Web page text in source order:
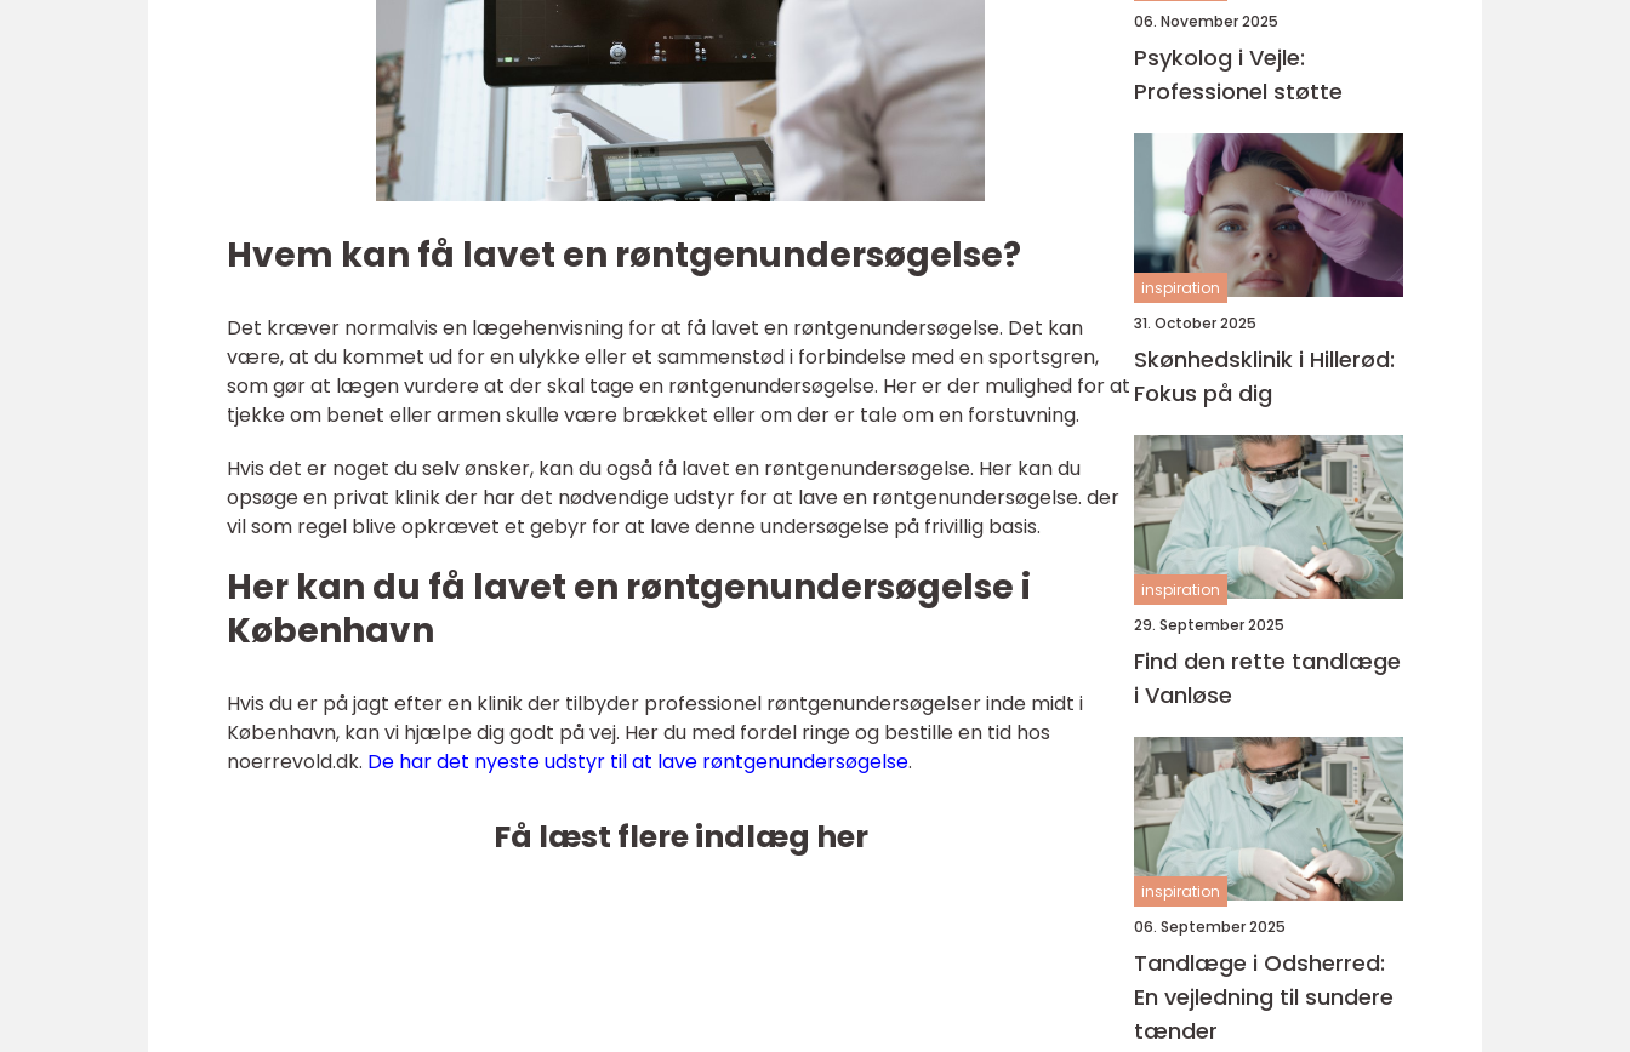
Hvem kan få lavet en røntgenundersøgelse?
Det kræver normalvis en lægehenvisning for at få lavet en røntgenundersøgelse. Det kan
være, at du kommet ud for en ulykke eller et sammenstød i forbindelse med en sportsgren,
som gør at lægen vurdere at der skal tage en røntgenundersøgelse. Her er der mulighed for at
tjekke om benet eller armen skulle være brækket eller om der er tale om en forstuvning.
Hvis det er noget du selv ønsker, kan du også få lavet en røntgenundersøgelse. Her kan du
opsøge en privat klinik der har det nødvendige udstyr for at lave en røntgenundersøgelse. der
vil som regel blive opkrævet et gebyr for at lave denne undersøgelse på frivillig basis.
Her kan du få lavet en røntgenundersøgelse i
København
Hvis du er på jagt efter en klinik der tilbyder professionel røntgenundersøgelser inde midt i
København, kan vi hjælpe dig godt på vej. Her du med fordel ringe og bestille en tid hos
noerrevold.dk. De har det nyeste udstyr til at lave røntgenundersøgelse.
Få læst flere indlæg her
06. November 2025
Psykolog i Vejle:
Professionel støtte
inspiration
31. October 2025
Skønhedsklinik i Hillerød:
Fokus på dig
inspiration
29. September 2025
Find den rette tandlæge
i Vanløse
inspiration
06. September 2025
Tandlæge i Odsherred:
En vejledning til sundere
tænder